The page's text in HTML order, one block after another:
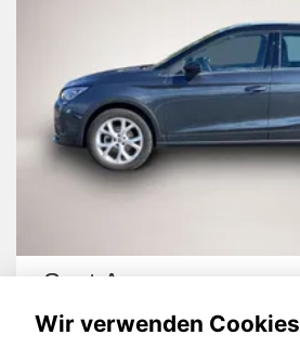
Wir verwenden Cookies